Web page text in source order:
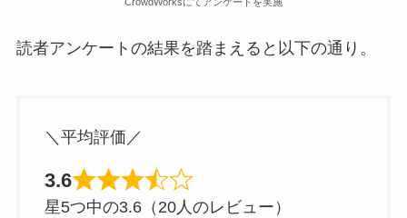
読者アンケートの結果を踏まえると以下の通り。
＼平均評価／
3.6
星5つ中の3.6（20人のレビュー）